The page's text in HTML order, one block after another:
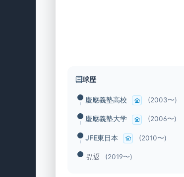
球歴
慶應義塾高校 (2003〜)
慶應義塾大学 (2006〜)
JFE東日本 (2010〜)
引退 (2019〜)